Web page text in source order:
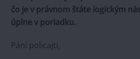
čo je v právnom štáte logickým
úplne v poriadku.
Páni policajti,